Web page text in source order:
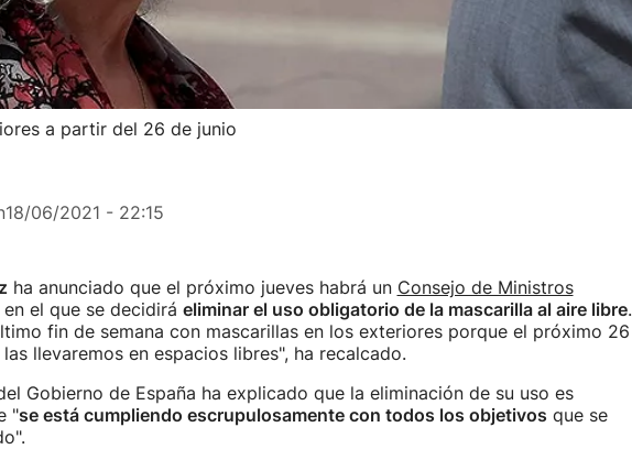
a partir del 26 de junio
18/06/2021 - 22:15
ha anunciado que el próximo jueves habrá un Consejo de Ministros
en el que se decidirá eliminar el uso obligatorio de la mascarilla al aire libre.
fin de semana con mascarillas en los exteriores porque el próximo 26
llevaremos en espacios libres", ha recalcado.
Gobierno de España ha explicado que la eliminación de su uso es
"se está cumpliendo escrupulosamente con todos los objetivos que se